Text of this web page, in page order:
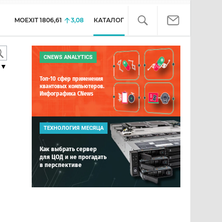
MOEXIT 1806,61 3,08 КАТАЛОГ
▼
CNEWS ANALYTICS
Топ-10 сфер применения
квантовых компьютеров.
Инфографика CNews
ТЕХНОЛОГИЯ МЕСЯЦА
Как выбрать сервер
для ЦОД и не прогадать
в перспективе